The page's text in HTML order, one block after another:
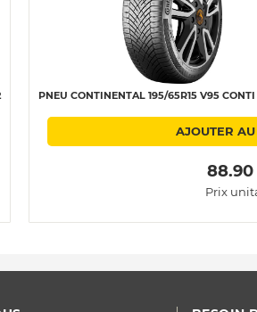
PNEU CONTINENTAL 195/65R15 V95
AJOUTER
Prix